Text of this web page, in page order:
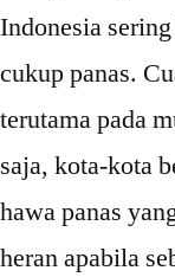
Indonesia
cukup panas.
terutama pada
saja, kota-kota
hawa panas
heran apabila